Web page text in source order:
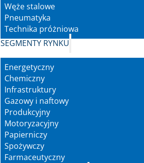
Węże stalowe
Pneumatyka
Technika próżniowa
SEGMENTY RYNKU
Energetyczny
Chemiczny
Infrastruktury
Gazowy i naftowy
Produkcyjny
Motoryzacyjny
Papierniczy
Spożywczy
Farmaceutyczny